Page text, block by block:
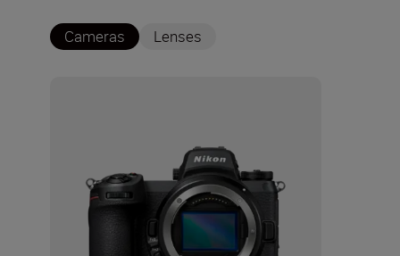
Cameras Lenses